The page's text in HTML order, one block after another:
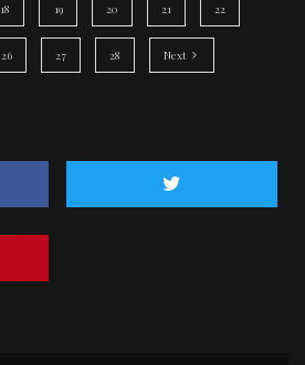
18 19 20 21 22
26 27 28 Next